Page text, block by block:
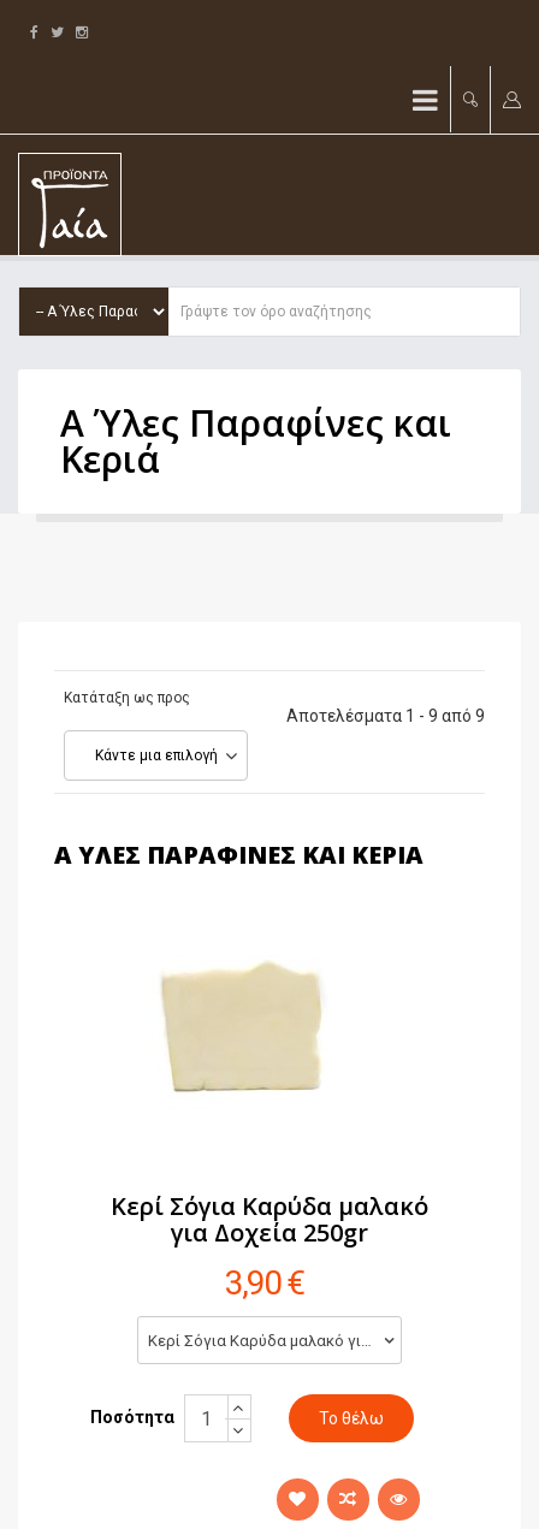
Α Ύλες Παραφίνες και
Κεριά
Κατάταξη ως προς
Κάντε μια επιλογή
Αποτελέσματα 1 - 9 από 9
Α ΎΛΕΣ ΠΑΡΑΦΊΝΕΣ ΚΑΙ ΚΕΡΙΆ
Κερί Σόγια Καρύδα μαλακό
για Δοχεία 250gr
3,90 €
Κερί Σόγια Καρύδα μαλακό για Δοχεία 250gr (3,90 €)
Ποσότητα